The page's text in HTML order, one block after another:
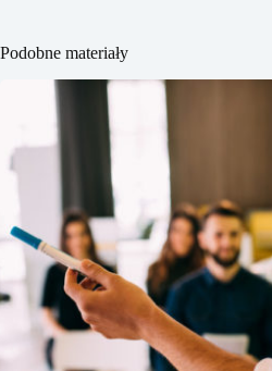
Podobne materiały